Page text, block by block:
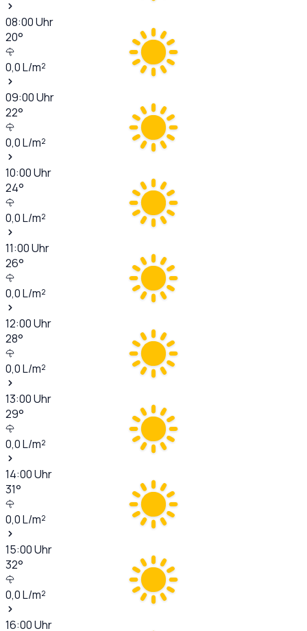
08:00Uhr
20°
0,0L/m²
09:00Uhr
22°
0,0L/m²
10:00Uhr
24°
0,0L/m²
11:00Uhr
26°
0,0L/m²
12:00Uhr
28°
0,0L/m²
13:00Uhr
29°
0,0L/m²
14:00Uhr
31°
0,0L/m²
15:00Uhr
32°
0,0L/m²
16:00Uhr